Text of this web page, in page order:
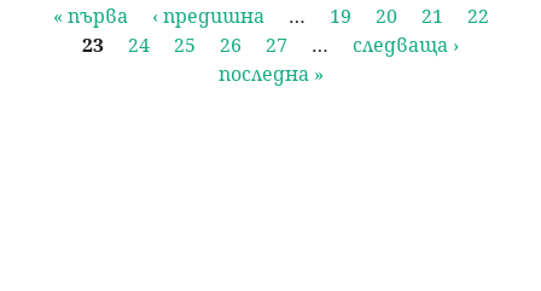
« първа ‹ предишна … 19 20 21
22
23
24 25 26 27 …
следваща ›
последна »